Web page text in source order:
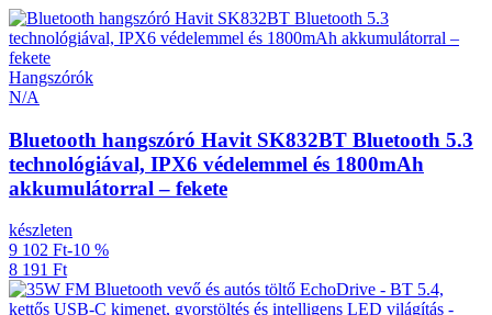
Hangszórók
N/A
Bluetooth hangszóró Havit SK832BT Bluetooth 5.3
technológiával, IPX6 védelemmel és 1800mAh
akkumulátorral – fekete
készleten
9 102 Ft-10 %
8 191 Ft